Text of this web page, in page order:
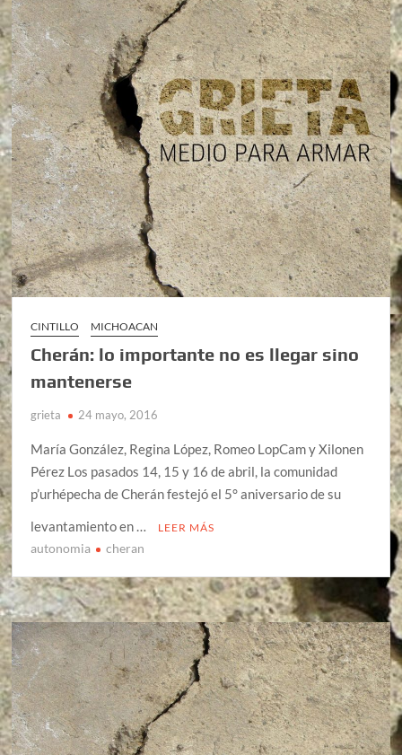
CINTILLO MICHOACAN
Cherán: lo importante no es llegar sino
mantenerse
grieta 24 mayo, 2016
María González, Regina López, Romeo LopCam y Xilonen
Pérez Los pasados 14, 15 y 16 de abril, la comunidad
p’urhépecha de Cherán festejó el 5° aniversario de su
levantamiento en …
LEER MÁS
autonomia cheran